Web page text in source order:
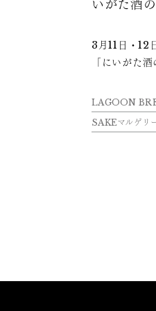
いがた酒
3月11日・12
「にいがた
のファンも参
持って酒の陣
400種以上。
LAGOON
SAKEマルゲリ